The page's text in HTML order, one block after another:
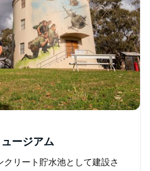
ージアム
クリート貯水池として建設さ